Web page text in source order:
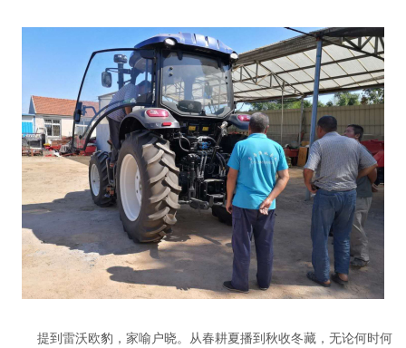
提到雷沃欧豹，家喻户晓。从春耕夏播到秋收冬藏，无论何时何